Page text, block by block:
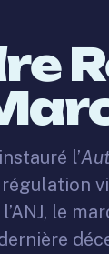
l’
régulation
le